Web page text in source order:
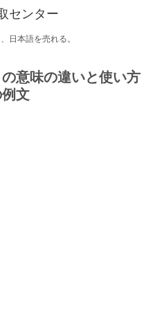
センター
日本語を売れる。
の意味の違いと使い方
文